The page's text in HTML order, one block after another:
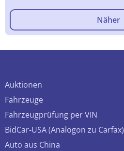
Näher
Auktionen
Fahrzeuge
Fahrzeugprüfung per VIN
BidCar-USA (Analogon zu Carfax)
Auto aus China